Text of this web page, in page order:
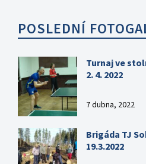
POSLEDNÍ
Turnaj ve
2. 4. 2022
7 dubna, 2022
Brigáda TJ
19.3.2022